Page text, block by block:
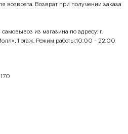
возврата. Возврат при получении заказа
из магазина по адресу: г.
1 этаж. Режим работы:10:00 - 22:00